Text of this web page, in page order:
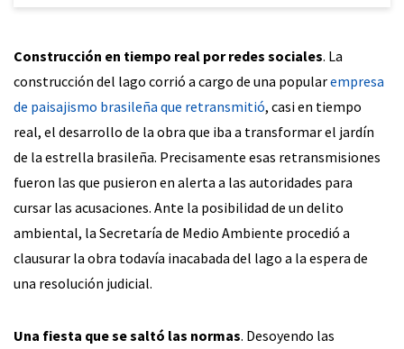
Construcción en tiempo real por redes sociales. La
construcción del lago corrió a cargo de una popularempresa
de paisajismo brasileña que retransmitió, casi en tiempo
real, el desarrollo de la obra que iba a transformar el jardín
de la estrella brasileña. Precisamente esas retransmisiones
fueron las que pusieron en alerta a las autoridades para
cursar las acusaciones. Ante la posibilidad de un delito
ambiental, la Secretaría de Medio Ambiente procedió a
clausurar la obra todavía inacabada del lago a la espera de
una resolución judicial.
Una fiesta que se saltó las normas. Desoyendo las